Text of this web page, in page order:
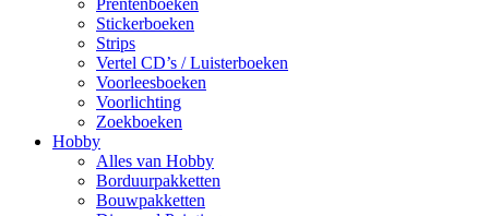
Prentenboeken
Stickerboeken
Strips
Vertel CD’s / Luisterboeken
Voorleesboeken
Voorlichting
Zoekboeken
Hobby
Alles van Hobby
Borduurpakketten
Bouwpakketten